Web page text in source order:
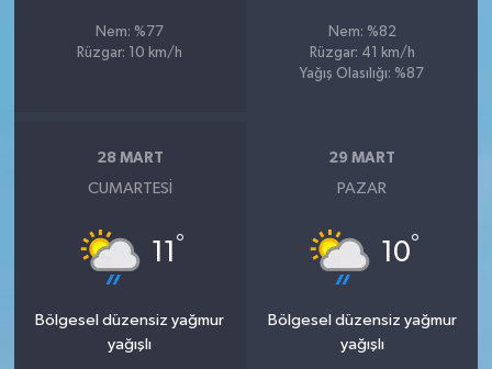
Nem: %77
Rüzgar: 10 km/h
Nem: %82
Rüzgar: 41 km/h
Yağış Olasılığı: %87
28 MART
CUMARTESI
11 °
Bölgesel düzensiz yağmur
yağışlı
29 MART
PAZAR
10°
Bölgesel düzensiz yağmur
yağışlı